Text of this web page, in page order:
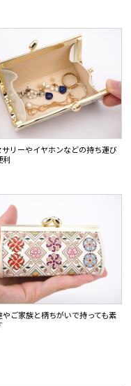
サリーやイヤホンなどの持ち運び
利
やご家族と柄ちがいで持っても素